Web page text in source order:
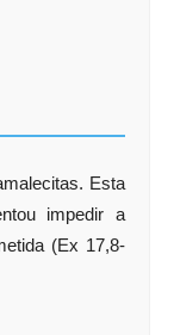
Esta
impedir a
(Ex 17,8-